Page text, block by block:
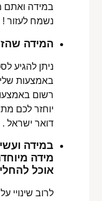
במידה
נשמח לעזור
המידה
ניתן להגיע
באמצעות
רשום
יוחזר לכם
דואר ישראל .
במידה
מידה
אוכל
לרוב שינויי